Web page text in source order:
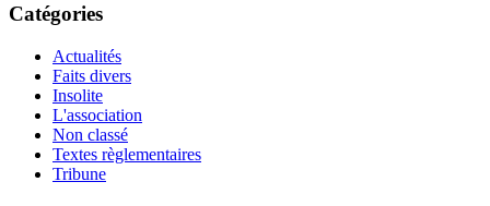
Catégories
Actualités
Faits divers
Insolite
L'association
Non classé
Textes règlementaires
Tribune